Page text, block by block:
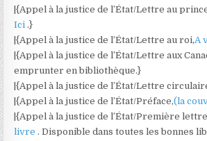
|{Appel à la justice de l’État/Lettre au
Ici.}
|{Appel à la justice de l’État/Lettre au roi,A
|{Appel à la justice de l’État/Lettre aux
emprunter en bibliothèque.}
|{Appel à la justice de l’État/Lettre
|{Appel à la justice de l’État/Préface,(la
|{Appel à la justice de l’État/Première
livre. Disponible dans toutes les bonnes